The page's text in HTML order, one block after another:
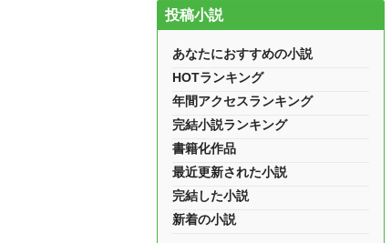
投稿小説
あなたにおすすめの小説
HOTランキング
年間アクセスランキング
完結小説ランキング
書籍化作品
最近更新された小説
完結した小説
新着の小説